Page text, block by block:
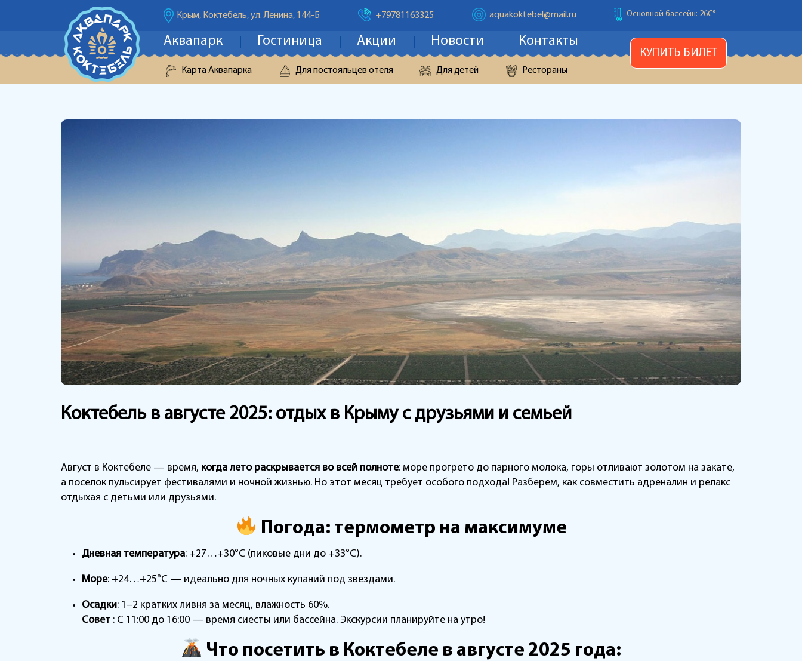
Крым, Коктебель, ул. Ленина, 144-Б +79781163325 aquakoktebel@mail.ru Основной бассейн: 26С°
Детский бассейн: 26С°
Температура воздуха: 28С°
Детский бассейн: 26С°
Аквапарк Гостиница Акции Новости Контакты
КУПИТЬ БИЛЕТ
Карта Аквапарка Для постояльцев отеля Для детей Рестораны
Коктебель в августе 2025: отдых в Крыму с друзьями и семьей
Август в Коктебеле — время, когда лето раскрывается во всей полноте: море прогрето до парного молока, горы отливают золотом на закате,
а поселок пульсирует фестивалями и ночной жизнью. Но этот месяц требует особого подхода! Разберем, как совместить адреналин и релакс
отдыхая с детьми или друзьями.
Погода: термометр на максимуме
Дневная температура: +27…+30°C (пиковые дни до +33°C).
Море: +24…+25°C — идеально для ночных купаний под звездами.
Осадки: 1–2 кратких ливня за месяц, влажность 60%.
Совет : С 11:00 до 16:00 — время сиесты или бассейна. Экскурсии планируйте на утро!
Что посетить в Коктебеле в августе 2025 года: